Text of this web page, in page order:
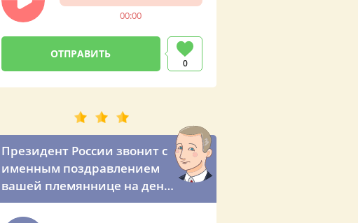
00:00
0
Президент России звонит с
именным поздравлением
вашей племяннице на день
рожденья (по просьбе тёти)